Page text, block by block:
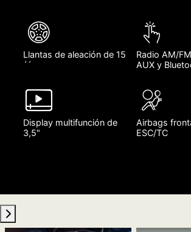
Llantas de aleación de 15
´´
Radio AM/
AUX y
Display multifunción de
3,5"
Airbags
ESC/TC